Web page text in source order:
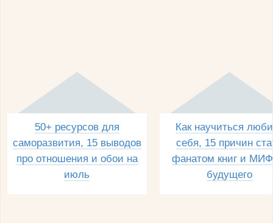
50+ ресурсов для
саморазвития, 15 выводов
про отношения и обои на
июль
Как научиться
себя, 15 причин
фанатом книг и
будущего